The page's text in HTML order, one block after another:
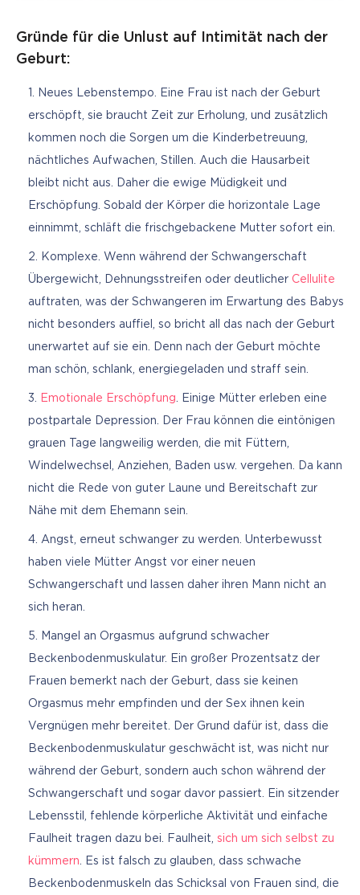
Gründe für die Unlust auf Intimität nach der
Geburt:
Neues Lebenstempo. Eine Frau ist nach der Geburt
erschöpft, sie braucht Zeit zur Erholung, und zusätzlich
kommen noch die Sorgen um die Kinderbetreuung,
nächtliches Aufwachen, Stillen. Auch die Hausarbeit
bleibt nicht aus. Daher die ewige Müdigkeit und
Erschöpfung. Sobald der Körper die horizontale Lage
einnimmt, schläft die frischgebackene Mutter sofort ein.
Komplexe. Wenn während der Schwangerschaft
Übergewicht, Dehnungsstreifen oder deutlicher Cellulite
auftraten, was der Schwangeren im Erwartung des Babys
nicht besonders auffiel, so bricht all das nach der Geburt
unerwartet auf sie ein. Denn nach der Geburt möchte
man schön, schlank, energiegeladen und straff sein.
Emotionale Erschöpfung . Einige Mütter erleben eine
postpartale Depression. Der Frau können die eintönigen
grauen Tage langweilig werden, die mit Füttern,
Windelwechsel, Anziehen, Baden usw. vergehen. Da kann
nicht die Rede von guter Laune und Bereitschaft zur
Nähe mit dem Ehemann sein.
Angst, erneut schwanger zu werden. Unterbewusst
haben viele Mütter Angst vor einer neuen
Schwangerschaft und lassen daher ihren Mann nicht an
sich heran.
Mangel an Orgasmus aufgrund schwacher
Beckenbodenmuskulatur. Ein großer Prozentsatz der
Frauen bemerkt nach der Geburt, dass sie keinen
Orgasmus mehr empfinden und der Sex ihnen kein
Vergnügen mehr bereitet. Der Grund dafür ist, dass die
Beckenbodenmuskulatur geschwächt ist, was nicht nur
während der Geburt, sondern auch schon während der
Schwangerschaft und sogar davor passiert. Ein sitzender
Lebensstil, fehlende körperliche Aktivität und einfache
Faulheit tragen dazu bei. Faulheit, sich um sich selbst zu
kümmern . Es ist falsch zu glauben, dass schwache
Beckenbodenmuskeln das Schicksal von Frauen sind, die